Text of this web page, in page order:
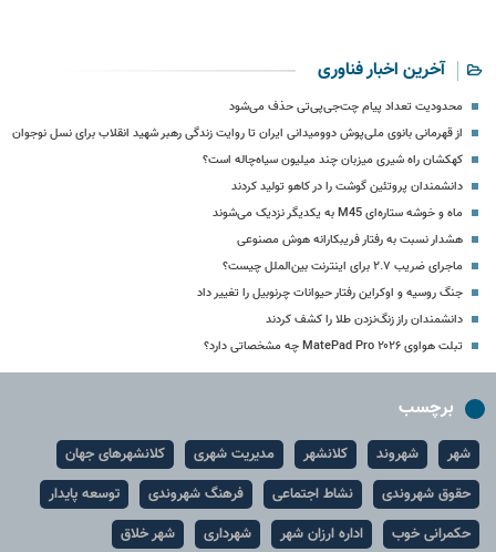
آخرین اخبار فناوری
محدودیت تعداد پیام چت‌جی‌پی‌تی حذف می‌شود
از قهرمانی بانوی ملی‌پوش دوومیدانی ایران تا روایت زندگی رهبر شهید انقلاب برای نسل نوجوان
کهکشان راه شیری میزبان چند میلیون سیاه‌چاله است؟
دانشمندان پروتئین گوشت را در کاهو تولید کردند
ماه و خوشه ستاره‌ای M45 به یکدیگر نزدیک می‏‌شوند
هشدار نسبت به رفتار فریبکارانه هوش مصنوعی
ماجرای ضریب ۲.۷ برای اینترنت بین‌الملل چیست؟
جنگ روسیه و اوکراین رفتار حیوانات چرنوبیل را تغییر داد
دانشمندان راز زنگ‌نزدن طلا را کشف کردند
تبلت هواوی MatePad Pro ۲۰۲۶ چه مشخصاتی دارد؟
برچسب
شهر شهروند کلانشهر مدیریت شهری
کلانشهرهای جهان
حقوق شهروندی
نشاط اجتماعی فرهنگ شهروندی
توسعه پایدار
حکمرانی خوب
اداره ارزان شهر شهرداری شهر خلاق